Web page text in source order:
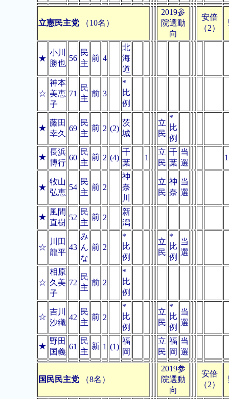
立憲民主党 （10名）
2019参
院選動
向
安倍
（2）
★
小川
勝也
56
民
主
前 4
北
海
道
☆
神本
美恵
子
71
民
主
前 3
*
比
例
★
藤田
幸久
69
民
主
前 2 (2)
茨
城
立
民
*
比
例
★
長浜
博行
60
民
主
前 2 (4)
千
葉
1
立
民
千
葉
当
選
1
★
牧山
弘恵
54
民
主
前 2
神
奈
川
立
民
神
奈
当
選
★
風間
直樹
52
民
主
前 2
新
潟
☆
川田
龍平
43
み
ん
な
前 2
*
比
例
立
民
*
比
例
当
選
☆
相原
久美
子
72
民
主
前 2
*
比
例
☆
吉川
沙織
42
民
主
前 2
*
比
例
立
民
*
比
例
当
選
★
野田
国義
61
民
主
新 1 (1)
福
岡
立
民
福
岡
当
選
国民民主党 （8名）
2019参
院選動
向
安倍
（2）